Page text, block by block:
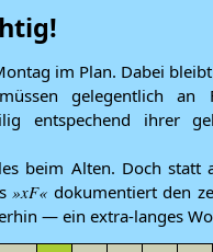
im Plan. Dabei bleibt
gelegentlich
entspechend ihrer
beim Alten. Doch statt
»xF« dokumentiert den
— ein extra-langes